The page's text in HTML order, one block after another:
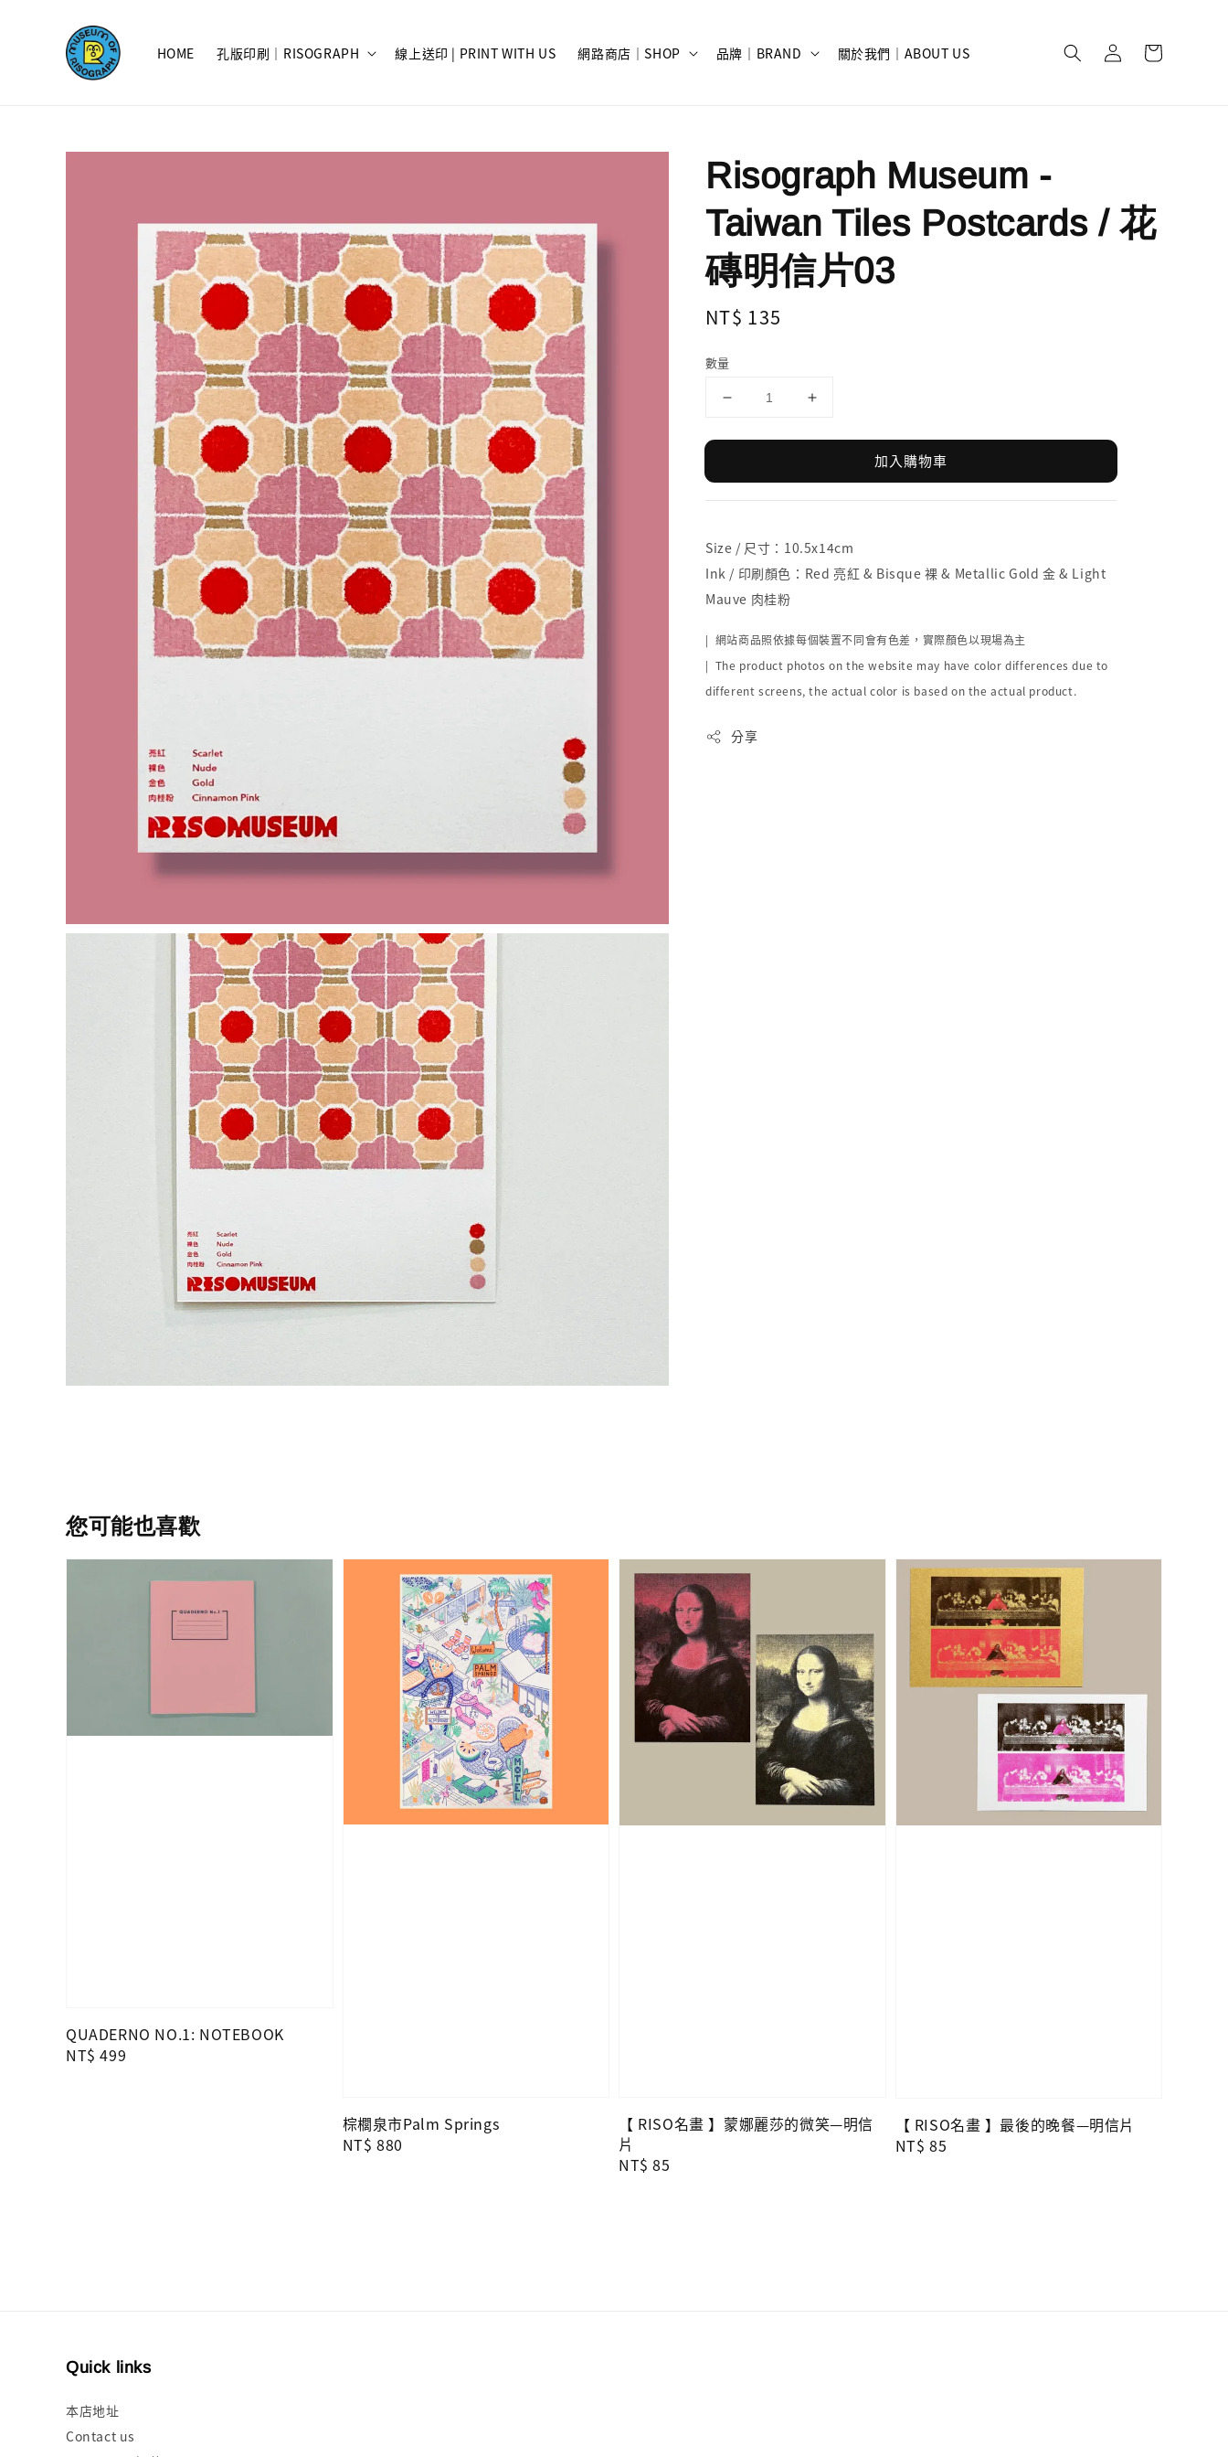
HOME 孔版印刷｜RISOGRAPH 線上送印 | PRINT WITH US 網路商店｜SHOP 品牌｜BRAND 關於我們｜ABOUT US
Risograph Museum -
Taiwan Tiles Postcards / 花
磚明信片03
Regular
NT$ 135
數量
加入購物車
Size / 尺寸：10.5x14cm
Ink / 印刷顏色：Red 亮紅 & Bisque 裸 & Metallic Gold 金 & Light
Mauve 肉桂粉
| 網站商品照依據每個裝置不同會有色差，實際顏色以現場為主
| The product photos on the website may have color differences due to
different screens, the actual color is based on the actual product.
分享
您可能也喜歡
QUADERNO NO.1: NOTEBOOK
Regular
NT$ 499
棕櫚泉市Palm Springs
Regular
NT$ 880
【 RISO名畫 】蒙娜麗莎的微笑—明信
片
Regular
NT$ 85
【 RISO名畫 】最後的晚餐—明信片
Regular
NT$ 85
Quick links
本店地址
Contact us